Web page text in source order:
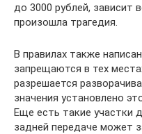
до 3000 рублей, зависит
произошла трагедия.
В правилах также
запрещаются в тех
разрешается
значения установлено
Еще есть такие участки
задней передаче может